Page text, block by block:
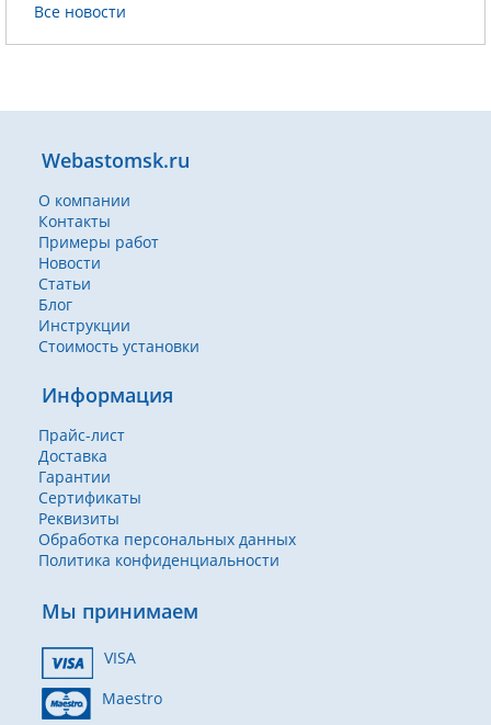
Все новости
Webastomsk.ru
О компании
Контакты
Примеры работ
Новости
Статьи
Блог
Инструкции
Стоимость установки
Информация
Прайс-лист
Доставка
Гарантии
Сертификаты
Реквизиты
Обработка персональных данных
Политика конфиденциальности
Мы принимаем
VISA
Maestro